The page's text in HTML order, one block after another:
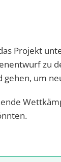
Projekt
zu
gehen, um